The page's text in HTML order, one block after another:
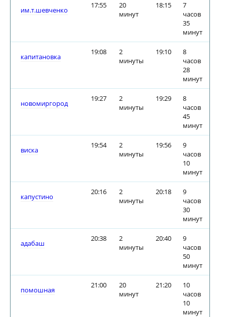
им.т.шевченко
17:55
20
минут
18:15
7
часов
35
минут
капитановка
19:08
2
минуты
19:10
8
часов
28
минут
новомиргород
19:27
2
минуты
19:29
8
часов
45
минут
виска
19:54
2
минуты
19:56
9
часов
10
минут
капустино
20:16
2
минуты
20:18
9
часов
30
минут
адабаш
20:38
2
минуты
20:40
9
часов
50
минут
помошная
21:00
20
минут
21:20
10
часов
10
минут